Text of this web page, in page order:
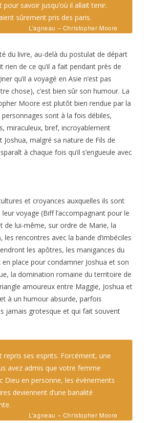
pour savoir jusqu’où il allait tenir.
sûrement pris des paris.
L’agneau – Christopher Moore
du livre, au-delà du postulat de départ
rien de ce qu’il a fait pendant près de
qu’il a voyagé en Asie n’est pas
chose), c’est bien sûr son humour. La
Moore est plutôt bien rendue par la
sont à la fois débiles,
miraculeux, bref, incroyablement
Joshua, malgré sa nature de Fils de
à chaque fois qu’il s’engueule avec
et croyances auxquelles ils sont
voyage (Biff l’accompagnant pour le
de lui-même, sur ordre de Marie, la
les rencontres avec la bande d’imbéciles
les apôtres, les manigances du
place pour condamner Joshua et son
la domination romaine du territoire de
amoureux entre Maggie, Joshua et
à un humour absurde, parfois
jamais grotesque et qui fait souvent
repris ses esprits. Forcément, une
avez admis que votre femme
Dieu en personne, les évènements
deviennent d’une banalité
L’agneau – Christopher Moore